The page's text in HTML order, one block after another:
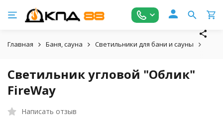
Главная Баня, сауна Светильники для бани и сауны
Светильник угловой "Облик"
FireWay
Написать отзыв